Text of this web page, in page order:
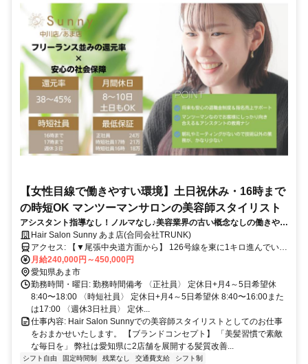
【女性目線で働きやすい環境】土日祝休み・16時まで
の時短OK マンツーマンサロンの美容師スタイリスト
アシスタント指導なし！ノルマなし♪美容業界の古い概念なしの働きやす
いサロンです！
Hair Salon Sunny あま店(合同会社TRUNK)
アクセス: 【▼尾張中央道方面から】 126号線を東に1キロ進んでいた
だきますとあります「花正」の交差点の左側に位置しています。
【▼美和方面から】 「篠田」の信号を北に進んで頂き、木田駅を越
して600ｍほど進んでいただくと「花正」の交差点がありますので信
号を渡ってから駐車場にお入りください。 【駐車場は他の店舗様と
共同となりますので、空きスペースは全てご利用いただけます】
月給240,000円～450,000円
愛知県あま市
勤務時間・曜日: 勤務時間備考 〈正社員〉 定休日+月4～5日希望休
8:40〜18:00 〈時短社員〉 定休日+月4～5日希望休 8:40〜16:00また
は17:00 〈週休3日社員〉 定休...
仕事内容: Hair Salon Sunnyでの美容師スタイリストとしてのお仕事
をおまかせいたします。 【ブランドコンセプト】 「美髪習慣で素敵
な毎日を」 弊社は愛知県に2店舗を展開する髪質改善...
シフト自由 固定時間制 残業なし 交通費支給 シフト制